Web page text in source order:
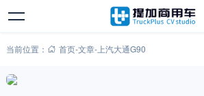
当前位置： 首页-文章-上汽大通G90